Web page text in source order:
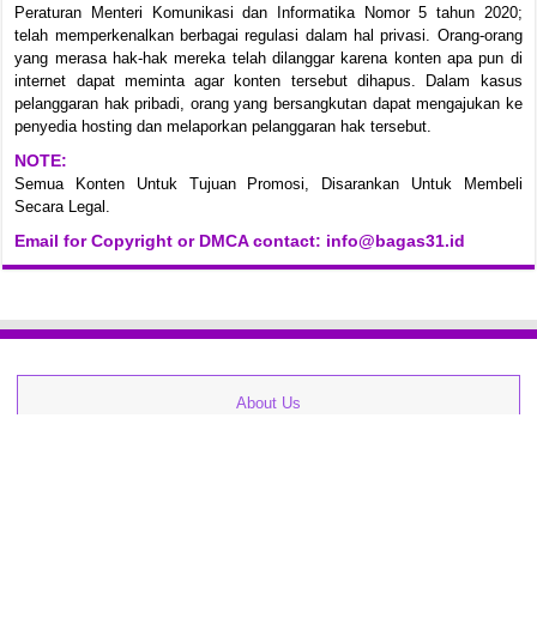
Peraturan Menteri Komunikasi dan Informatika Nomor 5 tahun 2020;
telah memperkenalkan berbagai regulasi dalam hal privasi. Orang-orang
yang merasa hak-hak mereka telah dilanggar karena konten apa pun di
internet dapat meminta agar konten tersebut dihapus. Dalam kasus
pelanggaran hak pribadi, orang yang bersangkutan dapat mengajukan ke
penyedia hosting dan melaporkan pelanggaran hak tersebut.
NOTE:
Semua Konten Untuk Tujuan Promosi, Disarankan Untuk Membeli
Secara Legal.
Email for Copyright or DMCA contact: info@bagas31.id
About Us